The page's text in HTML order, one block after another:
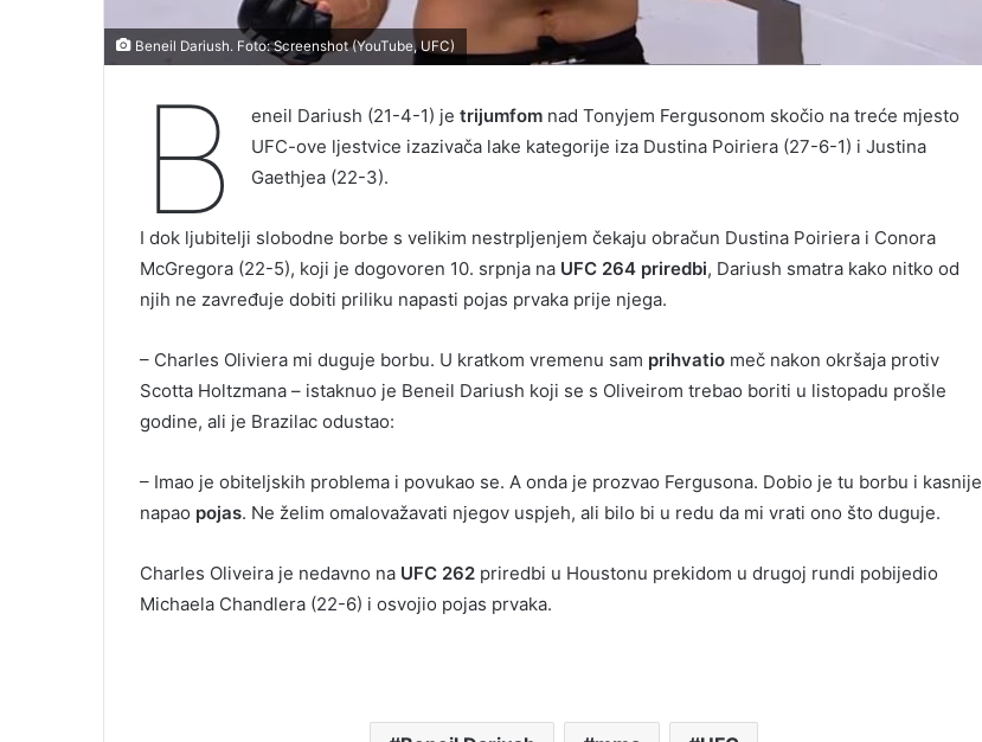
Beneil Dariush. Foto: Screenshot (YouTube, UFC)
B eneil Dariush (21-4-1) je trijumfom nad Tonyjem Fergusonom skočio na treće mjesto
UFC-ove ljestvice izazivača lake kategorije iza Dustina Poiriera (27-6-1) i Justina
Gaethjea (22-3).
I dok ljubitelji slobodne borbe s velikim nestrpljenjem čekaju obračun Dustina Poiriera i Conora
McGregora (22-5), koji je dogovoren 10. srpnja na UFC 264 priredbi, Dariush smatra kako nitko od
njih ne zavređuje dobiti priliku napasti pojas prvaka prije njega.
– Charles Oliviera mi duguje borbu. U kratkom vremenu sam prihvatio meč nakon okršaja protiv
Scotta Holtzmana – istaknuo je Beneil Dariush koji se s Oliveirom trebao boriti u listopadu prošle
godine, ali je Brazilac odustao:
– Imao je obiteljskih problema i povukao se. A onda je prozvao Fergusona. Dobio je tu borbu i kasnije
napao pojas. Ne želim omalovažavati njegov uspjeh, ali bilo bi u redu da mi vrati ono što duguje.
Charles Oliveira je nedavno na UFC 262 priredbi u Houstonu prekidom u drugoj rundi pobijedio
Michaela Chandlera (22-6) i osvojio pojas prvaka.